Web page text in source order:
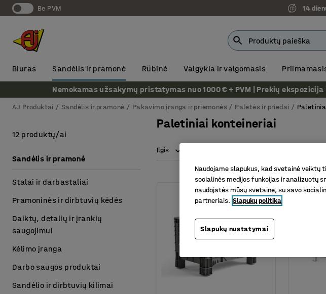
Be PVM 14
Biuras Sandėlis ir pramonė Rūbinė Valgykla ir valgomasis
Nemokamas užsakymų pristatymas nuo 1000 € + PVM | Prekių
AJ Produktai Sandėlis ir pramonė Pakavimo įranga ir priemonės Paletės ir priedai
Paletiniai konteineriai
Ilgis
12 produktų/ai
Sandėlis ir pramonė
Stalai ir darbastaliai
Pramoninės ir dirbtuvių kėdės
Daiktų, detalių ir įrankių
saugojimui
Kėlimo įranga
Darbo saugos produktai
Sandėlio ir dirbtuvių kilimai
Naudojame slapukus, kad svetainė
socialinės medijos funkcijas ir analizuotų
naudojatės mūsų svetaine, su savo
partneriais. Slapukų politika
Slapukų nustatymai